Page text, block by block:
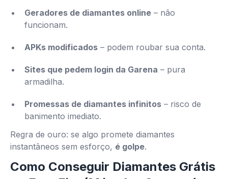
Geradores de diamantes online – não
funcionam.
APKs modificados – podem roubar sua conta.
Sites que pedem login da Garena – pura
armadilha.
Promessas de diamantes infinitos – risco de
banimento imediato.
Regra de ouro: se algo promete diamantes
instantâneos sem esforço, é golpe.
Como Conseguir Diamantes Grátis